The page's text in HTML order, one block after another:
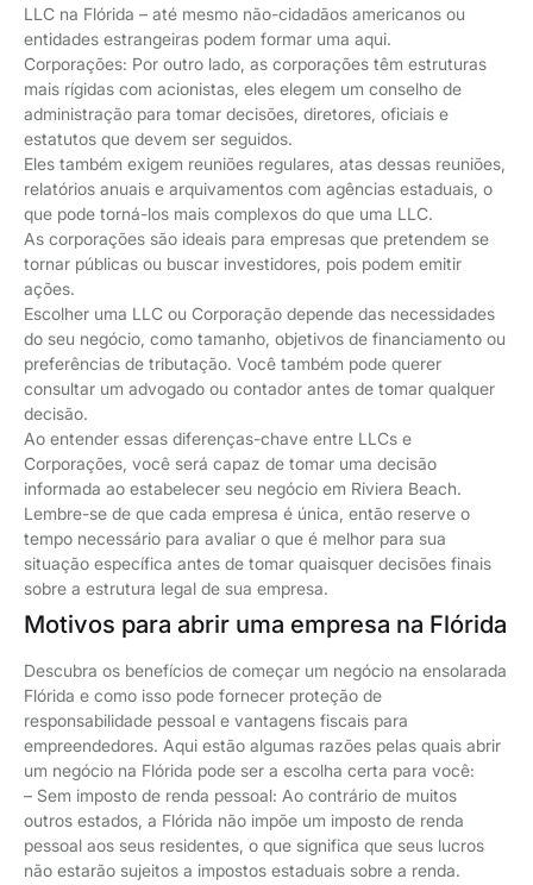
LLC na Flórida – até mesmo não-cidadãos americanos ou
entidades estrangeiras podem formar uma aqui.
Corporações: Por outro lado, as corporações têm estruturas
mais rígidas com acionistas, eles elegem um conselho de
administração para tomar decisões, diretores, oficiais e
estatutos que devem ser seguidos.
Eles também exigem reuniões regulares, atas dessas reuniões,
relatórios anuais e arquivamentos com agências estaduais, o
que pode torná-los mais complexos do que uma LLC.
As corporações são ideais para empresas que pretendem se
tornar públicas ou buscar investidores, pois podem emitir
ações.
Escolher uma LLC ou Corporação depende das necessidades
do seu negócio, como tamanho, objetivos de financiamento ou
preferências de tributação. Você também pode querer
consultar um advogado ou contador antes de tomar qualquer
decisão.
Ao entender essas diferenças-chave entre LLCs e
Corporações, você será capaz de tomar uma decisão
informada ao estabelecer seu negócio em Riviera Beach.
Lembre-se de que cada empresa é única, então reserve o
tempo necessário para avaliar o que é melhor para sua
situação específica antes de tomar quaisquer decisões finais
sobre a estrutura legal de sua empresa.
Motivos para abrir uma empresa na Flórida
Descubra os benefícios de começar um negócio na ensolarada
Flórida e como isso pode fornecer proteção de
responsabilidade pessoal e vantagens fiscais para
empreendedores. Aqui estão algumas razões pelas quais abrir
um negócio na Flórida pode ser a escolha certa para você:
– Sem imposto de renda pessoal: Ao contrário de muitos
outros estados, a Flórida não impõe um imposto de renda
pessoal aos seus residentes, o que significa que seus lucros
não estarão sujeitos a impostos estaduais sobre a renda.